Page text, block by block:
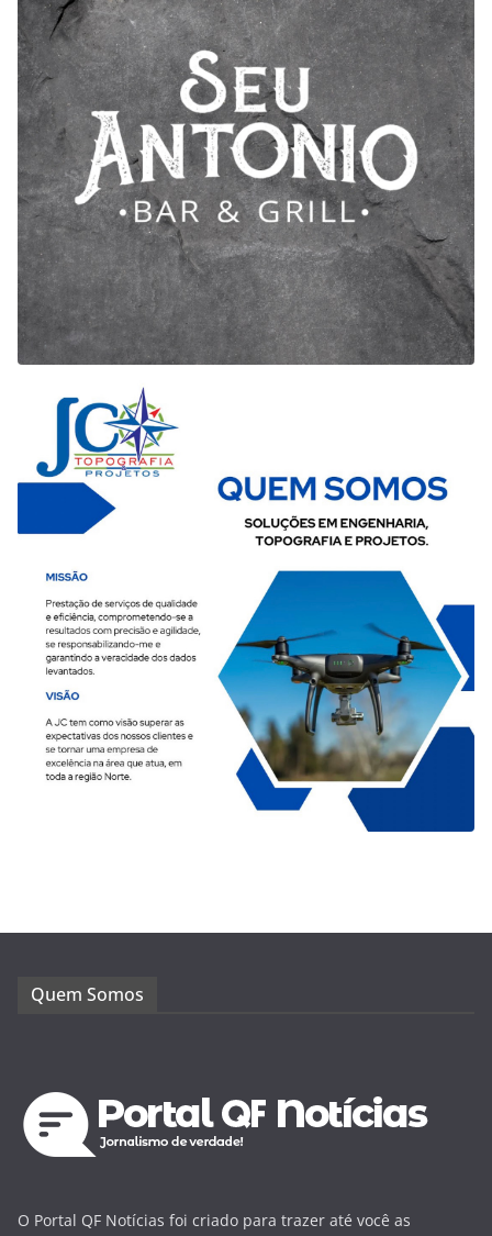
Quem Somos
O Portal QF Notícias foi criado para trazer até você as